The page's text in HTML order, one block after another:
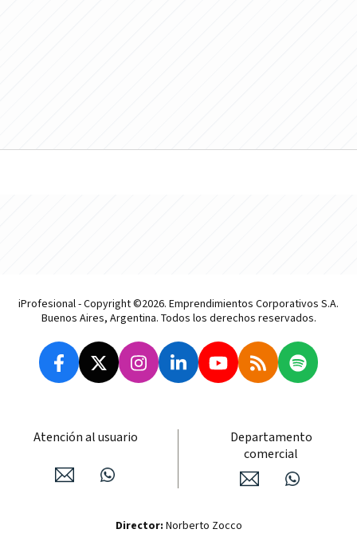
iProfesional - Copyright ©2026. Emprendimientos Corporativos S.A.
Buenos Aires, Argentina. Todos los derechos reservados.
Atención al usuario
Departamento
comercial
Director: Norberto Zocco